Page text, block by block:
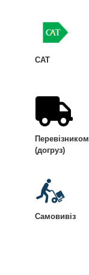
CAT
Перевізником
(догруз)
Самовивіз